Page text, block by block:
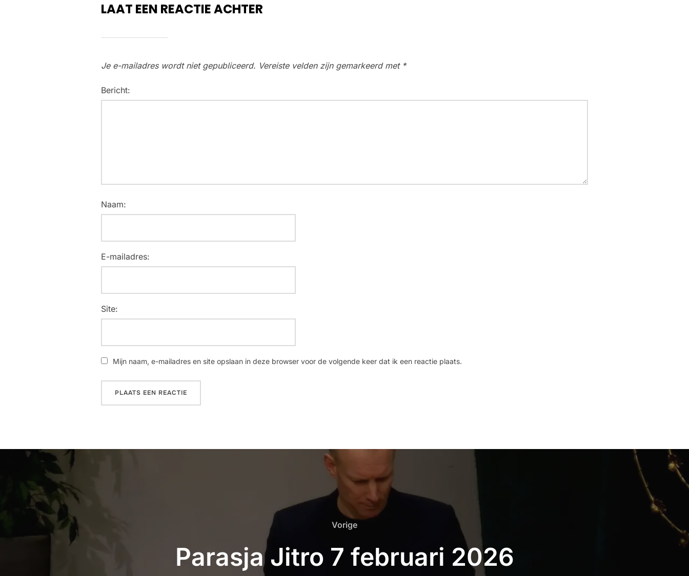
LAAT EEN REACTIE ACHTER
Je e-mailadres wordt niet gepubliceerd. Vereiste velden zijn gemarkeerd met *
Bericht:
Naam:
E-mailadres:
Site:
Mijn naam, e-mailadres en site opslaan in deze browser voor de volgende keer dat ik een reactie plaats.
Vorige
Parasja Jitro 7 februari 2026